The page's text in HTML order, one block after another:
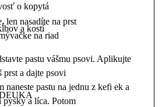
o kopytá
a kostí
len nasadíte na prst
na riad
pastu vášmu psovi. Aplikujte
prst a dajte psovi
naneste pastu na jednu z kefi ek a
pysky a líca. Potom